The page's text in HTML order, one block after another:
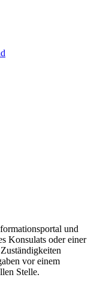
und
Konsulats oder einer
vor einem
Stelle.